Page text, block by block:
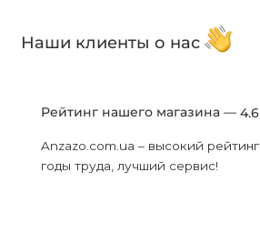
Наши клиенты о нас
Рейтинг нашего магазина — 4.6
Anzazo.com.ua – высокий рейтинг,
годы труда, лучший сервис!